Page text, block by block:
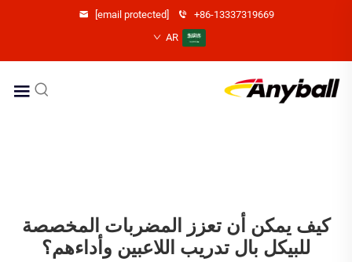
+86-13337319669
[email protected]
AR
كيف يمكن أن تعزز المضربات المخصصة
للبيكل بال تدريب اللاعبين وأداءهم؟